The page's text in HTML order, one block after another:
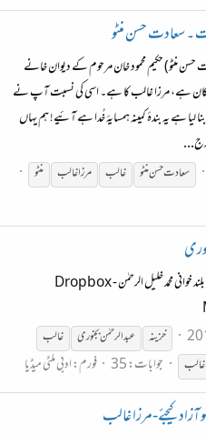
۔ سعادت حسن منٹو
منٹو) حکیم محمود خان مرحوم کے دیوان خانے
ہے، مرزا غالب کا ہے۔ اسی کی نسبت آپ نے
لیا ہے یہ بندۂ کمینہ ہمسایۂ خُدا ہے آئیے! ہم یہاں
سعادت حسن منٹو غالب مرزاغالب منٹو
محاسنِ کلامِ غالب از عبدالرحمٰن بجنوری (۱) بلند خوانی محمد خلیل الرحمٰن Dropbox -
خزینہ عبدالرحمٰن بجنوری
غالب
غالب جوابات: 35 فورم:ادبی ملٹی میڈیا
کیجئے-مرزا غالب